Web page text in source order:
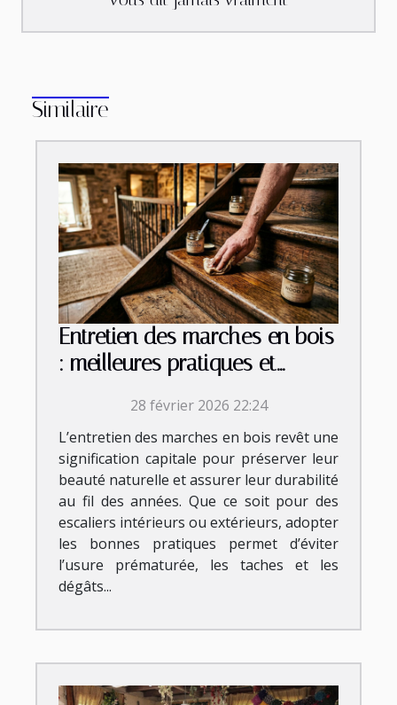
Similaire
Entretien des marches en bois
: meilleures pratiques et
28 février 2026 22:24
L’entretien des marches en bois revêt une
signification capitale pour préserver leur
beauté naturelle et assurer leur durabilité
au fil des années. Que ce soit pour des
escaliers intérieurs ou extérieurs, adopter
les bonnes pratiques permet d’éviter
l’usure prématurée, les taches et les
dégâts...